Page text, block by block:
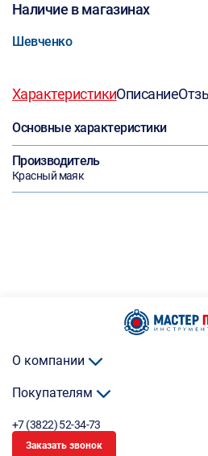
Наличие в магазинах
Шевченко
ХарактеристикиОписание
Основные характеристики
Производитель
Красный маяк
О компании
Покупателям
+7 (3822) 52-34-73
Заказать звонок